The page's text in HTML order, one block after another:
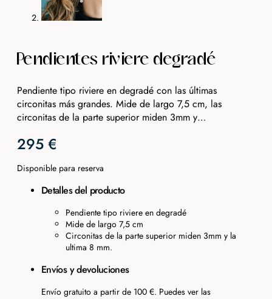
Pendientes riviere degradé
Pendiente tipo riviere en degradé con las últimas
circonitas más grandes. Mide de largo 7,5 cm, las
circonitas de la parte superior miden 3mm y…
295 €
Disponible para reserva
Detalles del producto
Pendiente tipo riviere en degradé
Mide de largo 7,5 cm
Circonitas de la parte superior miden 3mm y la
ultima 8 mm.
Envíos y devoluciones
Envío gratuito a partir de 100 €. Puedes ver las